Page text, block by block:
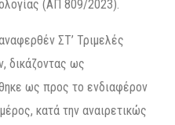
(ΑΠ 809/2023).
ΣΤ’ Τριμελές
δικάζοντας ως
ως προς το ενδιαφέρον
κατά την αναιρετικώς